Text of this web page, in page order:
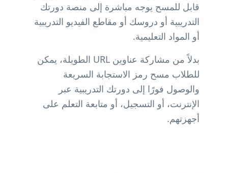
قابل للمسح يوجه مباشرة إلى منصة دورتك
التدريبية أو دروسك أو مقاطع الفيديو التدريبية
أو المواد التعليمية.
بدلاً من مشاركة عناوين URL الطويلة، يمكن
للطلاب مسح رمز الاستجابة السريعة
والوصول فورًا إلى دورتك التدريبية عبر
الإنترنت، أو التسجيل، أو متابعة التعلم على
أجهزتهم.